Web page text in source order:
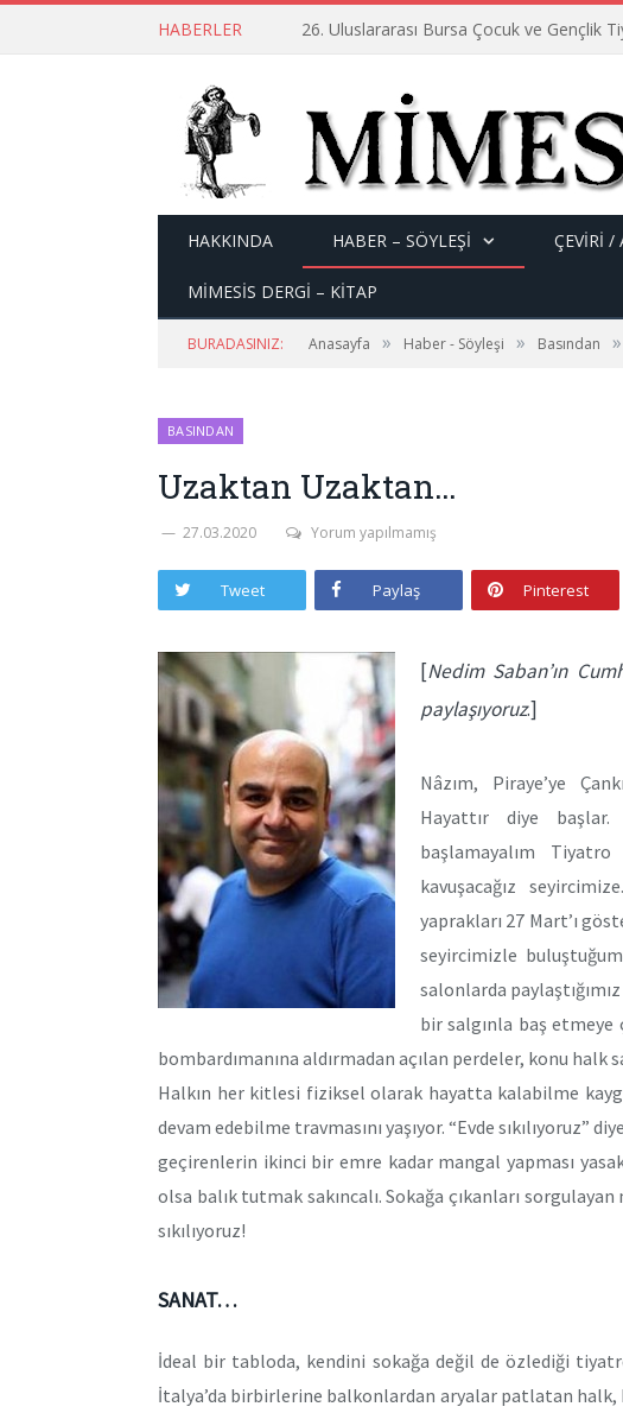
HABERLER 26. Uluslararası Bursa Çocuk ve Gençlik
HAKKINDA HABER – SÖYLEŞI ÇEVİRİ /
MİMESİS DERGİ – KİTAP
BURADASINIZ: Anasayfa » Haber - Söyleşi » Basından »
BASINDAN
Uzaktan Uzaktan…
27.03.2020 Yorum yapılmamış
Tweet Paylaş Pinterest
[Nedim Saban’ın
paylaşıyoruz.]
Nâzım, Piraye’ye
Hayattır diye
başlamayalım
kavuşacağız
yaprakları 27 Mart’ı
seyircimizle
salonlarda
bir salgınla baş etmeye
bombardımanına aldırmadan açılan perdeler, konu halk
Halkın her kitlesi fiziksel olarak hayatta kalabilme
devam edebilme travmasını yaşıyor. “Evde sıkılıyoruz”
geçirenlerin ikinci bir emre kadar mangal yapması
olsa balık tutmak sakıncalı. Sokağa çıkanları sorgulayan
sıkılıyoruz!
SANAT…
İdeal bir tabloda, kendini sokağa değil de özlediği
İtalya’da birbirlerine balkonlardan aryalar patlatan